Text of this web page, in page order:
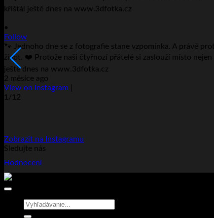
•
Follow
🐾 Jednoho dne se z fotografie stane vzpomínka. A právě
život. ❤️ Protože naši čtyřnozí přátelé si zaslouží místo
ještě dnes na www.3dfotka.cz
2 měsíce ago
View on Instagram
1/12
Zobrazit na Instagramu
Sledujte nás
Hodnocení
Hledat: